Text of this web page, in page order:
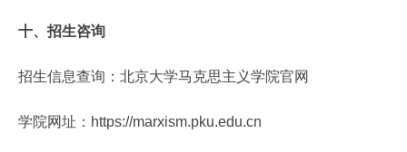
十、招生咨询
招生信息查询：北京大学马克思主义学院官网
学院网址：https://marxism.pku.edu.cn